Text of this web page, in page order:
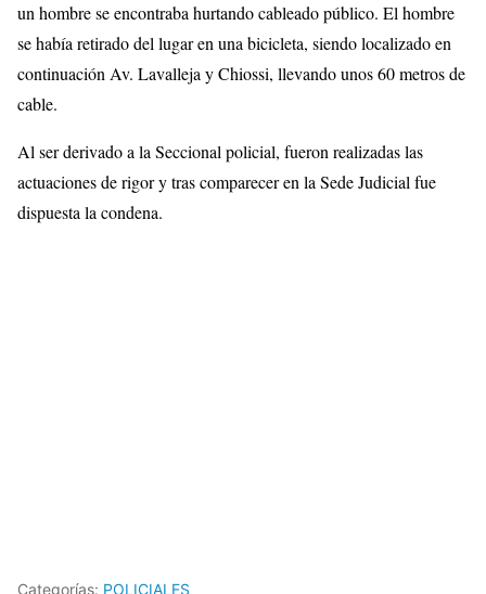
un hombre se encontraba hurtando cableado público. El hombre
se había retirado del lugar en una bicicleta, siendo localizado en
continuación Av. Lavalleja y Chiossi, llevando unos 60 metros de
cable.
Al ser derivado a la Seccional policial, fueron realizadas las
actuaciones de rigor y tras comparecer en la Sede Judicial fue
dispuesta la condena.
Categorías: POLICIALES